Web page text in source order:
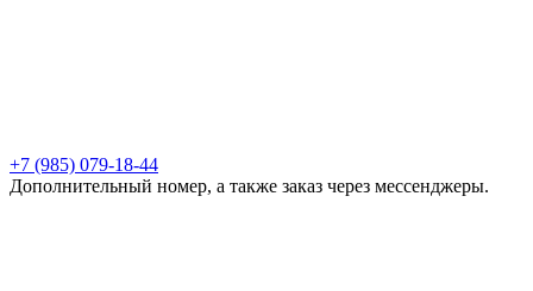
+7 (985) 079-18-44
Дополнительный номер, а также заказ через мессенджеры.